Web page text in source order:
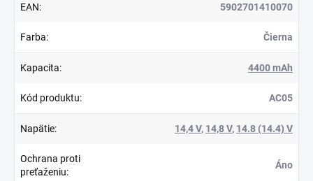
EAN: 5902701410070
Farba: Čierna
Kapacita: 4400 mAh
Kód produktu: AC05
Napätie: 14,4 V, 14,8 V, 14.8 (14.4) V
Ochrana proti
preťaženiu:
Áno